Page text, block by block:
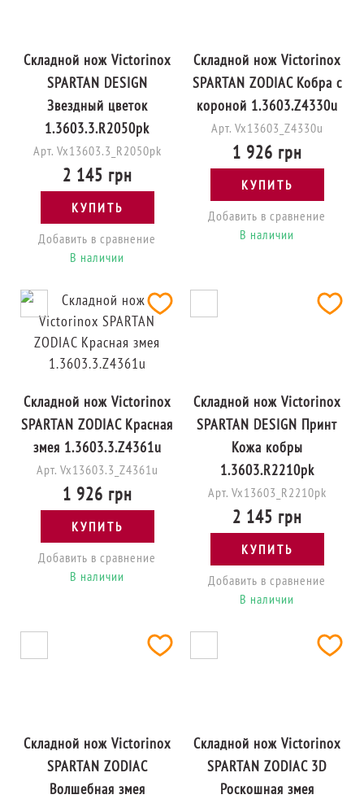
Складной нож Victorinox
SPARTAN DESIGN
Звездный цветок
1.3603.3.R2050pk
Арт. Vx13603.3_R2050pk
2 145 грн
КУПИТЬ
Добавить в сравнение
В наличии
Складной нож Victorinox
SPARTAN ZODIAC Кобра с
короной 1.3603.Z4330u
Арт. Vx13603_Z4330u
1 926 грн
КУПИТЬ
Добавить в сравнение
В наличии
Складной нож Victorinox
SPARTAN ZODIAC Красная
змея 1.3603.3.Z4361u
Арт. Vx13603.3_Z4361u
1 926 грн
КУПИТЬ
Добавить в сравнение
В наличии
Складной нож Victorinox
SPARTAN DESIGN Принт
Кожа кобры
1.3603.R2210pk
Арт. Vx13603_R2210pk
2 145 грн
КУПИТЬ
Добавить в сравнение
В наличии
Складной нож Victorinox
SPARTAN ZODIAC
Волшебная змея
Складной нож Victorinox
SPARTAN ZODIAC 3D
Роскошная змея